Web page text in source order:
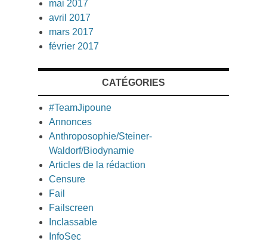
mai 2017
avril 2017
mars 2017
février 2017
CATÉGORIES
#TeamJipoune
Annonces
Anthroposophie/Steiner-
Waldorf/Biodynamie
Articles de la rédaction
Censure
Fail
Failscreen
Inclassable
InfoSec